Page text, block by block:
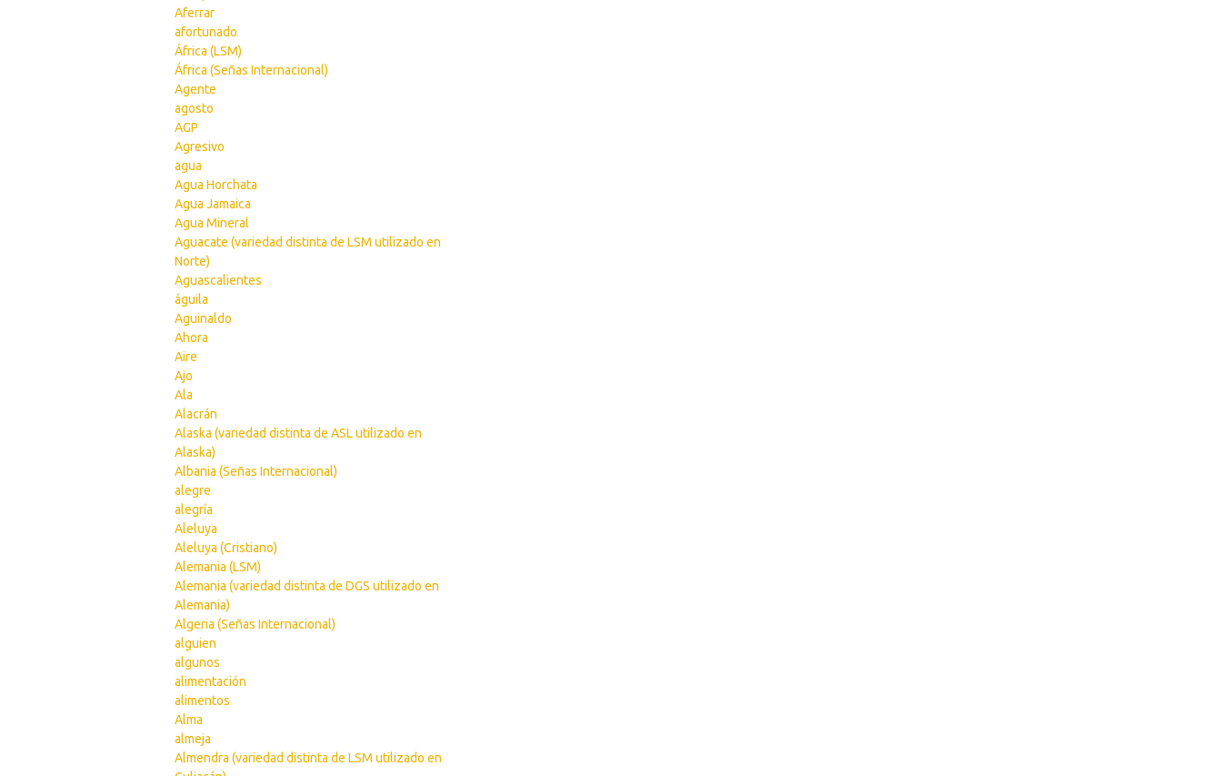
Aferrar
afortunado
África (LSM)
África (Señas Internacional)
Agente
agosto
AGP
Agresivo
agua
Agua Horchata
Agua Jamaica
Agua Mineral
Aguacate (variedad distinta de LSM utilizado en
Norte)
Aguascalientes
águila
Aguinaldo
Ahora
Aire
Ajo
Ala
Alacrán
Alaska (variedad distinta de ASL utilizado en
Alaska)
Albania (Señas Internacional)
alegre
alegría
Aleluya
Aleluya (Cristiano)
Alemania (LSM)
Alemania (variedad distinta de DGS utilizado en
Alemania)
Algeria (Señas Internacional)
alguien
algunos
alimentación
alimentos
Alma
almeja
Almendra (variedad distinta de LSM utilizado en